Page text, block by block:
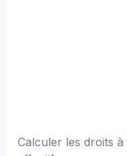
Calculer les droits